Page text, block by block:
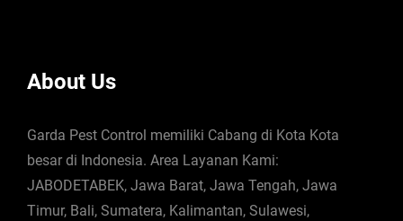
About Us
Garda Pest Control memiliki Cabang di Kota Kota
besar di Indonesia. Area Layanan Kami:
JABODETABEK, Jawa Barat, Jawa Tengah, Jawa
Timur, Bali, Sumatera, Kalimantan, Sulawesi,